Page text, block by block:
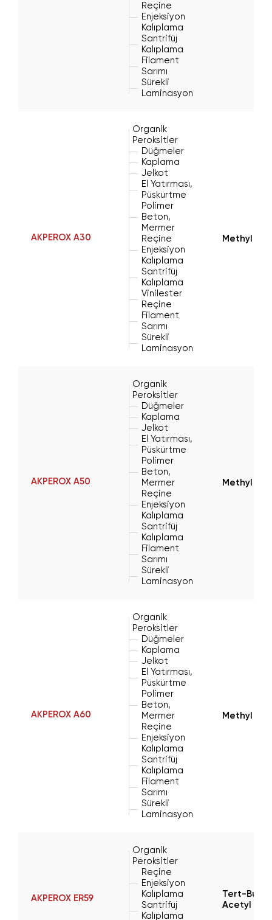
Reçine
Enjeksiyon
Kalıplama
Santrifüj
Kalıplama
Filament
Sarımı
Sürekli
Laminasyon
AKPEROX A30
Organik
Peroksitler
Düğmeler
Kaplama
Jelkot
El Yatırması,
Püskürtme
Polimer
Beton,
Mermer
Reçine
Enjeksiyon
Kalıplama
Santrifüj
Kalıplama
Vinilester
Reçine
Filament
Sarımı
Sürekli
Laminasyon
Methyl
AKPEROX A50
Organik
Peroksitler
Düğmeler
Kaplama
Jelkot
El Yatırması,
Püskürtme
Polimer
Beton,
Mermer
Reçine
Enjeksiyon
Kalıplama
Santrifüj
Kalıplama
Filament
Sarımı
Sürekli
Laminasyon
Methyl
AKPEROX A60
Organik
Peroksitler
Düğmeler
Kaplama
Jelkot
El Yatırması,
Püskürtme
Polimer
Beton,
Mermer
Reçine
Enjeksiyon
Kalıplama
Santrifüj
Kalıplama
Filament
Sarımı
Sürekli
Laminasyon
Methyl
AKPEROX ER59
Organik
Peroksitler
Reçine
Enjeksiyon
Kalıplama
Santrifüj
Kalıplama
Tert-Butyl
Acetyl